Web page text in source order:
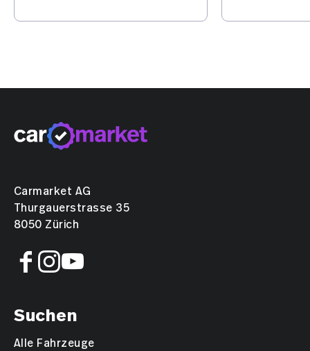
Carmarket AG
Thurgauerstrasse 35
8050 Zürich
Suchen
Alle Fahrzeuge